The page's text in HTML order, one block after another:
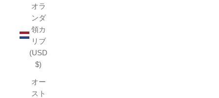
オラ
ンダ
領カ
リブ
(USD
$)
オー
スト